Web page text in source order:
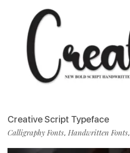
Creative Script Typeface
Calligraphy Fonts, Handwritten Fonts,